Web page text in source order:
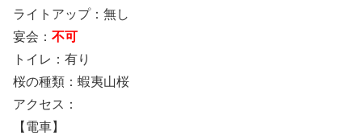
ライトアップ：無し
宴会： 不可
トイレ：有り
桜の種類：蝦夷山桜
アクセス：
【電車】